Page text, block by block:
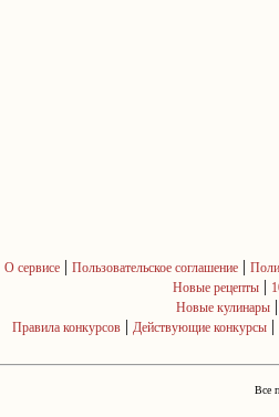
О сервисе| Пользовательское соглашение|
Новые рецепты |
Новые кулинары
Правила конкурсов | Действующие конкурсы |
Все